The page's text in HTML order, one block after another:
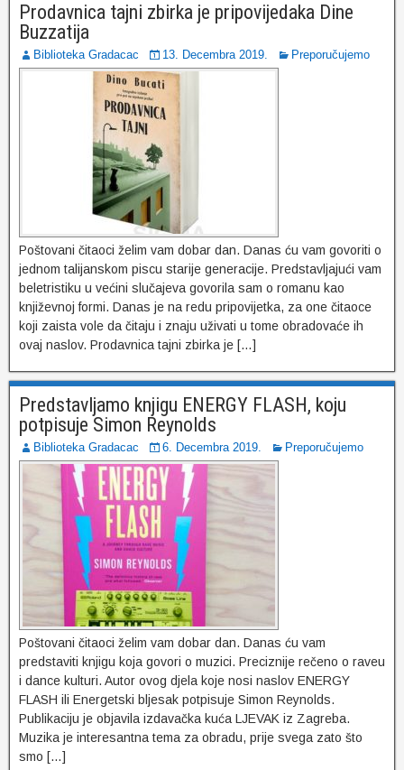
Prodavnica tajni zbirka je pripovijedaka Dine
Buzzatija
Biblioteka Gradacac 13. Decembra 2019. Preporučujemo
Poštovani čitaoci želim vam dobar dan. Danas ću vam govoriti o
jednom talijanskom piscu starije generacije. Predstavljajući vam
beletristiku u većini slučajeva govorila sam o romanu kao
književnoj formi. Danas je na redu pripovijetka, za one čitaoce
koji zaista vole da čitaju i znaju uživati u tome obradovaće ih
ovaj naslov. Prodavnica tajni zbirka je […]
Predstavljamo knjigu ENERGY FLASH, koju
potpisuje Simon Reynolds
Biblioteka Gradacac 6. Decembra 2019. Preporučujemo
Poštovani čitaoci želim vam dobar dan. Danas ću vam
predstaviti knjigu koja govori o muzici. Preciznije rečeno o raveu
i dance kulturi. Autor ovog djela koje nosi naslov ENERGY
FLASH ili Energetski bljesak potpisuje Simon Reynolds.
Publikaciju je objavila izdavačka kuća LJEVAK iz Zagreba.
Muzika je interesantna tema za obradu, prije svega zato što
smo […]